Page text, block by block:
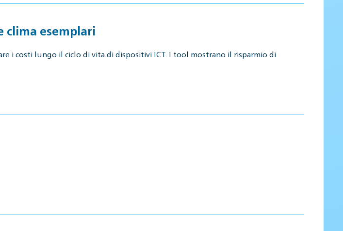
clima esemplari
i costi lungo il ciclo di vita di dispositivi ICT. I tool mostrano il risparmio di